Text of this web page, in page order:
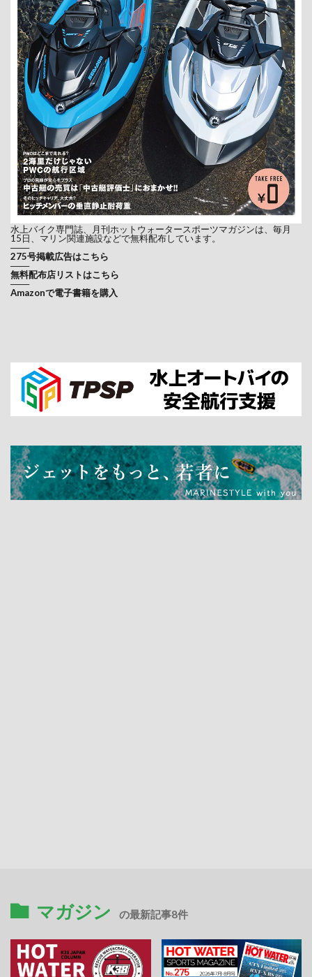
水上バイク専門誌、月刊ホットウォータースポーツマガジンは、毎月
15日、マリン関連施設などで無料配布しています。
───
275号掲載広告はこちら
───
無料配布店リストはこちら
───
Amazonで電子書籍を購入
マガジン の最新記事8件